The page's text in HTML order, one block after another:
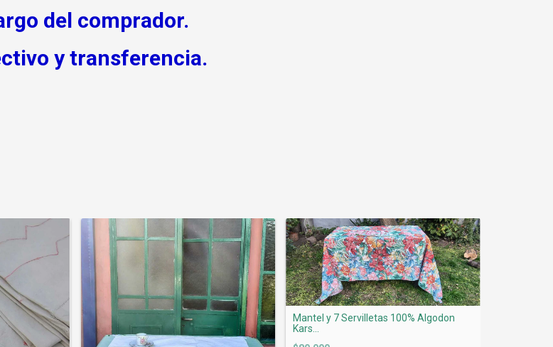
del comprador.
y transferencia.
Mantel y 7 Servilletas 100% Algodon
Kars...